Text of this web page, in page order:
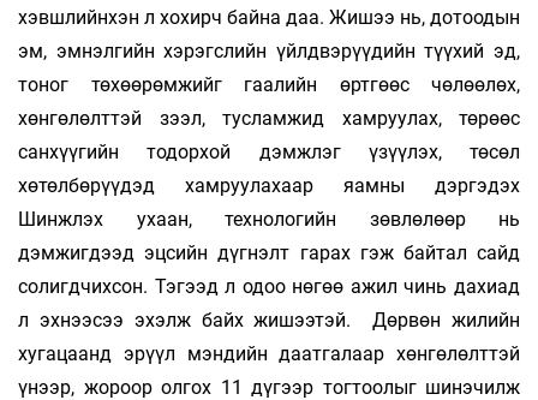
хэвшлийнхэн л хохирч байна даа. Жишээ нь, дотоодын
эм, эмнэлгийн хэрэгслийн үйлдвэрүүдийн түүхий эд,
тоног төхөөрөмжийг гаалийн өртгөөс чөлөөлөх,
хөнгөлөлттэй зээл, тусламжид хамруулах, төрөөс
санхүүгийн тодорхой дэмжлэг үзүүлэх, төсөл
хөтөлбөрүүдэд хамруулахаар яамны дэргэдэх
Шинжлэх ухаан, технологийн зөвлөлөөр нь
дэмжигдээд эцсийн дүгнэлт гарах гэж байтал сайд
солигдчихсон. Тэгээд л одоо нөгөө ажил чинь дахиад
л эхнээсээ эхэлж байх жишээтэй. Дөрвөн жилийн
хугацаанд эрүүл мэндийн даатгалаар хөнгөлөлттэй
үнээр, жороор олгох 11 дүгээр тогтоолыг шинэчилж